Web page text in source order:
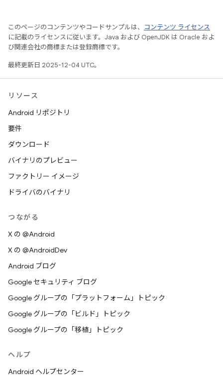
このページのコンテンツやコードサンプルは、
コンテンツ ライセンス
に記載のライセンスに従います。Java および OpenJDK は Oracle およ
び関連会社の商標または登録商標です。
最終更新日 2025-12-04 UTC。
リソース
Android リポジトリ
要件
ダウンロード
バイナリのプレビュー
ファクトリー イメージ
ドライバのバイナリ
つながる
X の @Android
X の @AndroidDev
Android ブログ
Google セキュリティ ブログ
Google グループの「プラットフォーム」トピック
Google グループの「ビルド」トピック
Google グループの「移植」トピック
ヘルプ
Android ヘルプセンター